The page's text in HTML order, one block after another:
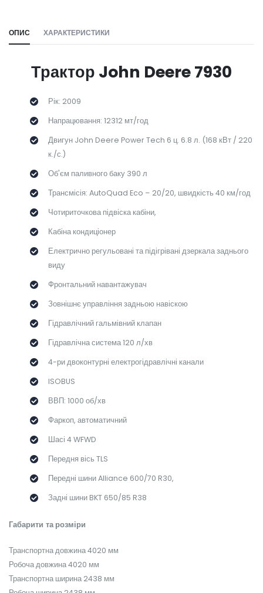
ОПИС ХАРАКТЕРИСТИКИ
Трактор John Deere 7930
Рік: 2009
Напрацювання: 12312 мт/год
Двигун John Deere Power Tech 6 ц. 6.8 л. (168 кВт / 220
к./с.)
Об'єм паливного баку 390 л
Трансмісія: AutoQuad Eco – 20/20, швидкість 40 км/год
Чотириточкова підвіска кабіни,
Кабіна кондиціонер
Електрично регульовані та підігрівані дзеркала заднього
виду
Фронтальний навантажувач
Зовнішнє управління задньою навіскою
Гідравлічний гальмівний клапан
Гідравлічна система 120 л/хв
4-ри двоконтурні електрогідравлічні канали
ISOBUS
ВВП: 1000 об/хв
Фаркоп, автоматичний
Шасі 4 WFWD
Передня вісь TLS
Передні шини Alliance 600/70 R30,
Задні шини BKT 650/85 R38
Габарити та розміри
Транспортна довжина 4020 мм
Робоча довжина 4020 мм
Транспортна ширина 2438 мм